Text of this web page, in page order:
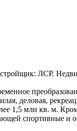
ЛСР.
деловая,
1,5 млн кв. м.
спортивные и